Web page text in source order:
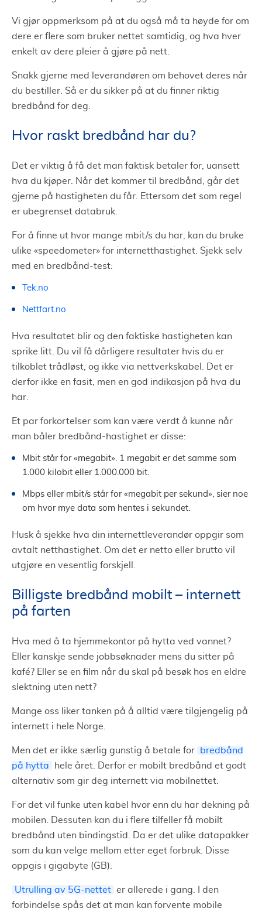
Vi gjør oppmerksom på at du også må ta høyde for om
dere er flere som bruker nettet samtidig, og hva hver
enkelt av dere pleier å gjøre på nett.
Snakk gjerne med leverandøren om behovet deres når
du bestiller. Så er du sikker på at du finner riktig
bredbånd for deg.
Hvor raskt bredbånd har du?
Det er viktig å få det man faktisk betaler for, uansett
hva du kjøper. Når det kommer til bredbånd, går det
gjerne på hastigheten du får. Ettersom det som regel
er ubegrenset databruk.
For å finne ut hvor mange mbit/s du har, kan du bruke
ulike «speedometer» for internetthastighet. Sjekk selv
med en bredbånd-test:
Tek.no
Nettfart.no
Hva resultatet blir og den faktiske hastigheten kan
sprike litt. Du vil få dårligere resultater hvis du er
tilkoblet trådløst, og ikke via nettverkskabel. Det er
derfor ikke en fasit, men en god indikasjon på hva du
har.
Et par forkortelser som kan være verdt å kunne når
man båler bredbånd-hastighet er disse:
Mbit står for «megabit». 1 megabit er det samme som
1.000 kilobit eller 1.000.000 bit.
Mbps eller mbit/s står for «megabit per sekund», sier noe
om hvor mye data som hentes i sekundet.
Husk å sjekke hva din internettleverandør oppgir som
avtalt netthastighet. Om det er netto eller brutto vil
utgjøre en vesentlig forskjell.
Billigste bredbånd mobilt – internett
på farten
Hva med å ta hjemmekontor på hytta ved vannet?
Eller kanskje sende jobbsøknader mens du sitter på
kafé? Eller se en film når du skal på besøk hos en eldre
slektning uten nett?
Mange oss liker tanken på å alltid være tilgjengelig på
internett i hele Norge.
Men det er ikke særlig gunstig å betale for
bredbånd
på hytta
hele året. Derfor er mobilt bredbånd et godt
alternativ som gir deg internett via mobilnettet.
For det vil funke uten kabel hvor enn du har dekning på
mobilen. Dessuten kan du i flere tilfeller få mobilt
bredbånd uten bindingstid. Da er det ulike datapakker
som du kan velge mellom etter eget forbruk. Disse
oppgis i gigabyte (GB).
Utrulling av 5G-nettet er allerede i gang. I den
forbindelse spås det at man kan forvente mobile